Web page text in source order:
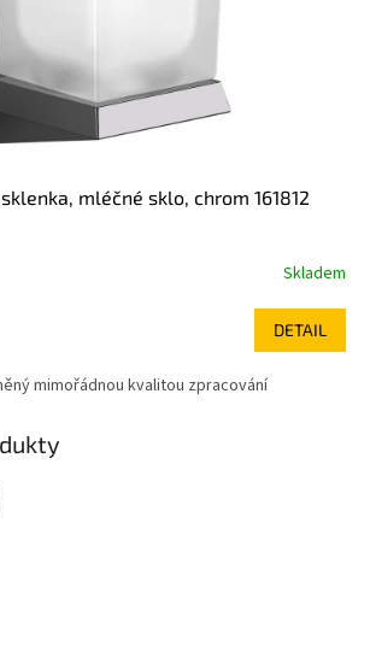
mléčné sklo, chrom 161812
Skladem
DETAIL
mimořádnou kvalitou zpracování